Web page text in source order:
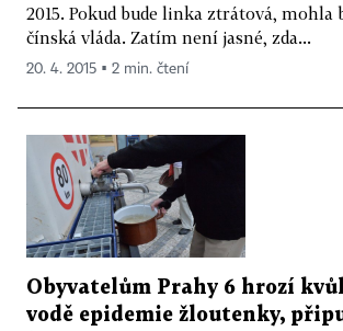
2015. Pokud bude linka ztrátová, mohla
čínská vláda. Zatím není jasné, zda...
20. 4. 2015 ▪ 2 min. čtení
Obyvatelům Prahy 6 hrozí
vodě epidemie žloutenky,